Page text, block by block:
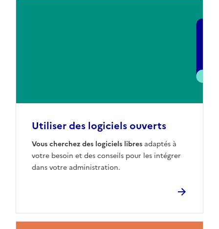
Utiliser des logiciels ouverts
Vous cherchez des logiciels libres adaptés à
votre besoin et des conseils pour les intégrer
dans votre administration.